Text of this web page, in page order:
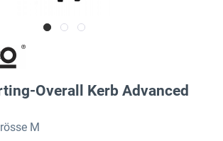
Overall Kerb Advanced
M